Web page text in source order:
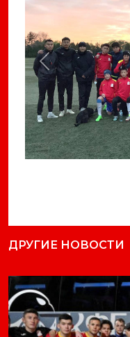
Previous
ДРУГИЕ НОВОСТИ